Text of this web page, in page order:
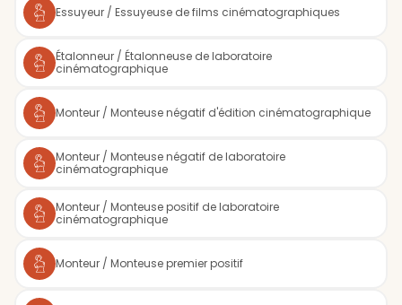
Essuyeur / Essuyeuse de films cinématographiques
Étalonneur / Étalonneuse de laboratoire
cinématographique
Monteur / Monteuse négatif d'édition cinématographique
Monteur / Monteuse négatif de laboratoire
cinématographique
Monteur / Monteuse positif de laboratoire
cinématographique
Monteur / Monteuse premier positif